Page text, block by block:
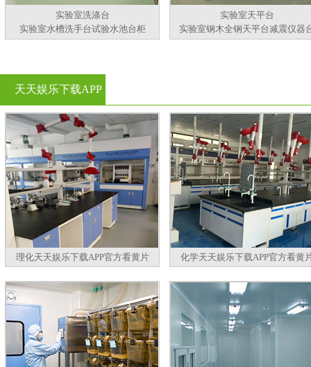
实验室洗涤台
实验室水槽洗手台试验水池台柜
实验室天平台
实验室钢木全钢天平台减震仪器
天天娱乐下载APP
官方看黄片
理化天天娱乐下载APP官方看黄片 化学天天娱乐下载APP官方看黄